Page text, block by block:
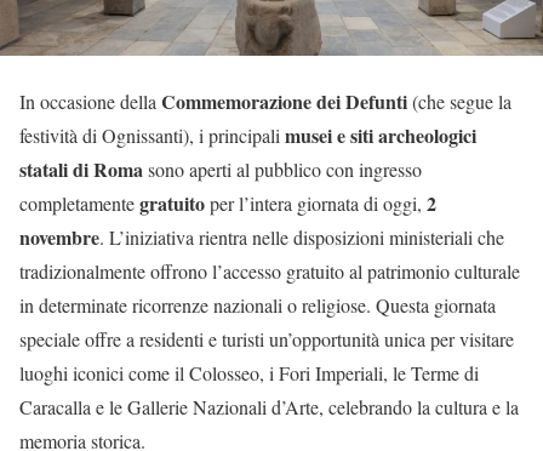
In occasione dellaCommemorazione dei Defunti(che segue la
festività di Ognissanti), i principalimusei e siti archeologici
statali di Romasono aperti al pubblico con ingresso
completamentegratuitoper l’intera giornata di oggi, 2
novembre. L’iniziativa rientra nelle disposizioni ministeriali che
tradizionalmente offrono l’accesso gratuito al patrimonio culturale
in determinate ricorrenze nazionali o religiose. Questa giornata
speciale offre a residenti e turisti un’opportunità unica per visitare
luoghi iconici come il Colosseo, i Fori Imperiali, le Terme di
Caracalla e le Gallerie Nazionali d’Arte, celebrando la cultura e la
memoria storica.